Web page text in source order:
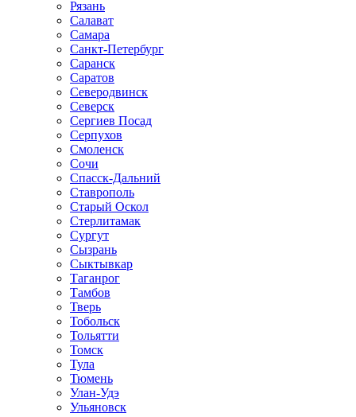
Рязань
Салават
Самара
Санкт-Петербург
Саранск
Саратов
Северодвинск
Северск
Сергиев Посад
Серпухов
Смоленск
Сочи
Спасск-Дальний
Ставрополь
Старый Оскол
Стерлитамак
Сургут
Сызрань
Сыктывкар
Таганрог
Тамбов
Тверь
Тобольск
Тольятти
Томск
Тула
Тюмень
Улан-Удэ
Ульяновск